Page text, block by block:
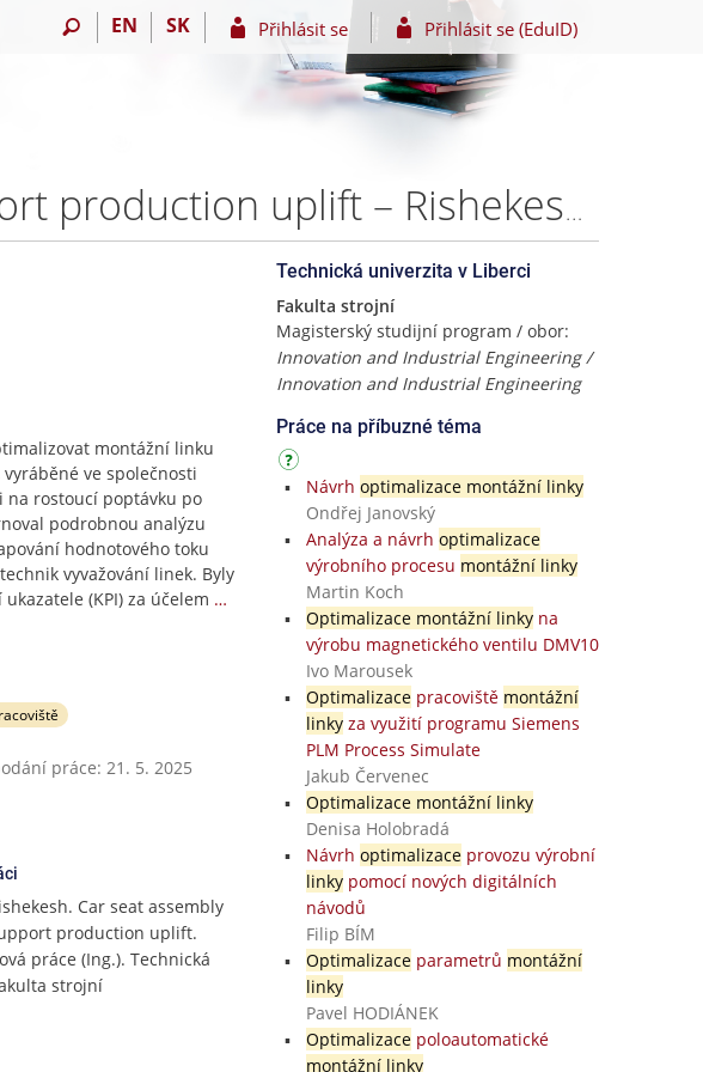
EN SK Přihlásit se Přihlásit se (EduID)
Car seat assembly line optimization to support production uplift – Rishekesh Sankaranarayanan
montážní linku
ve společnosti
na rostoucí poptávku po
podrobnou analýzu
hodnotového toku
vyvažování linek. Byly
(KPI) za účelem …
práce: 21. 5. 2025
Car seat assembly
production uplift.
práce (Ing.). Technická
strojní
Technická univerzita v Liberci
Fakulta strojní
Magisterský studijní program / obor:
Innovation and Industrial Engineering /
Innovation and Industrial Engineering
Práce na příbuzné téma
Návrh optimalizace montážní linky
Ondřej Janovský
Analýza a návrh optimalizace
výrobního procesu montážní linky
Martin Koch
Optimalizace montážní linkyna
výrobu magnetického ventilu DMV10
Ivo Marousek
Optimalizacepracoviště montážní
linkyza využití programu Siemens
PLM Process Simulate
Jakub Červenec
Optimalizace montážní linky
Denisa Holobradá
Návrh optimalizaceprovozu výrobní
linkypomocí nových digitálních
návodů
Filip BÍM
Optimalizaceparametrů montážní
linky
Pavel HODIÁNEK
Optimalizacepoloautomatické
montážní linky